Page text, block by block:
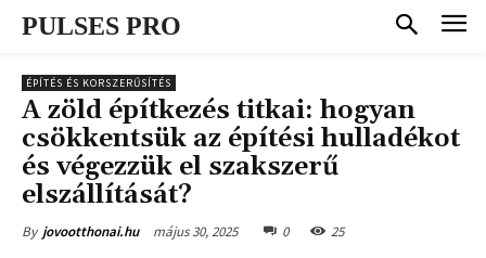
PULSES PRO
ÉPÍTÉS ÉS KORSZERŰSÍTÉS
A zöld építkezés titkai: hogyan
csökkentsük az építési hulladékot
és végezzük el szakszerű
elszállítását?
By jovootthonai.hu május 30, 2025 0 25